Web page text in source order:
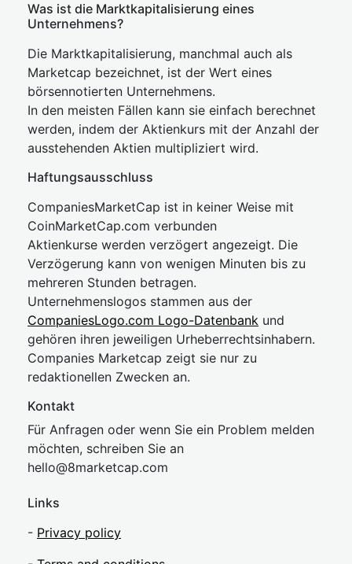
Was ist die Marktkapitalisierung eines
Unternehmens?
Die Marktkapitalisierung, manchmal auch als
Marketcap bezeichnet, ist der Wert eines
börsennotierten Unternehmens.
In den meisten Fällen kann sie einfach berechnet
werden, indem der Aktienkurs mit der Anzahl der
ausstehenden Aktien multipliziert wird.
Haftungsausschluss
CompaniesMarketCap ist in keiner Weise mit
CoinMarketCap.com verbunden
Aktienkurse werden verzögert angezeigt. Die
Verzögerung kann von wenigen Minuten bis zu
mehreren Stunden betragen.
Unternehmenslogos stammen aus der
CompaniesLogo.com Logo-Datenbank und
gehören ihren jeweiligen Urheberrechtsinhabern.
Companies Marketcap zeigt sie nur zu
redaktionellen Zwecken an.
Kontakt
Für Anfragen oder wenn Sie ein Problem melden
möchten, schreiben Sie an
hello@8marketcap.com
Links
- Privacy policy